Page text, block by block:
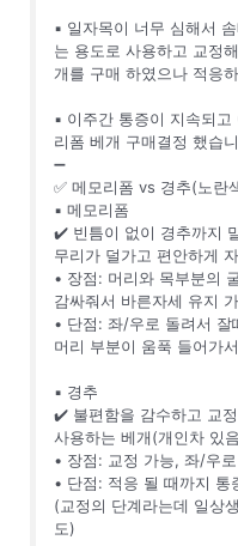
▪️ 일자목이 너무 심해서
는 용도로 사용하고 교정
개를 구매 하였으나 적응
▪️ 이주간 통증이 지속되
리폼 베개 구매결정 했습
➖
✅ 메모리폼 vs 경추(노란
▪️ 메모리폼
✔️ 빈틈이 없이 경추까지
무리가 덜가고 편안하게
• 장점: 머리와 목부분의
감싸줘서 바른자세 유지
• 단점: 좌/우로 돌려서 잘
머리 부분이 움푹 들어가
▪️ 경추
✔️ 불편함을 감수하고 교
사용하는 베개(개인차 있
• 장점: 교정 가능, 좌/우
• 단점: 적응 될 때까지 통
(교정의 단계라는데 일상
도)